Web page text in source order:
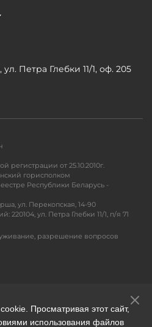
Петра Глебки 11/1, оф. 205
регистрации от 25.10.2010г.
горисполком
Республики Беларусь -
ул. Перекопская, 14-90
ул. Петра Глебки 11/1, п/я 71
разрешение вопросов
Просматривая этот сайт,
использования файлов